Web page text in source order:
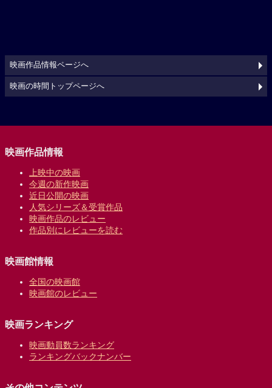
映画作品情報ページへ
映画の時間トップページへ
映画作品情報
上映中の映画
今週の新作映画
近日公開の映画
人気シリーズ＆受賞作品
映画作品のレビュー
作品別にレビューを読む
映画館情報
全国の映画館
映画館のレビュー
映画ランキング
映画動員数ランキング
ランキングバックナンバー